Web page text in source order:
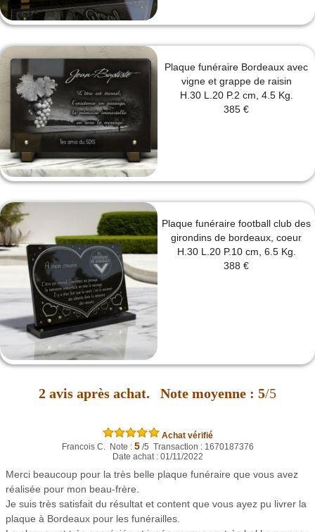
Plaque funéraire Bordeaux avec
vigne et grappe de raisin
H.30 L.20 P.2 cm, 4.5 Kg.
385 €
Plaque funéraire football club des
girondins de bordeaux, coeur
H.30 L.20 P.10 cm, 6.5 Kg.
388 €
2 avis après achat. Note moyenne : 5/5
Achat vérifié
Francois C. Note : 5/5 Transaction : 1670187376
Date achat : 01/11/2022
Merci beaucoup pour la très belle plaque funéraire que vous avez
réalisée pour mon beau-frère.
Je suis très satisfait du résultat et content que vous ayez pu livrer la
plaque à Bordeaux pour les funérailles.